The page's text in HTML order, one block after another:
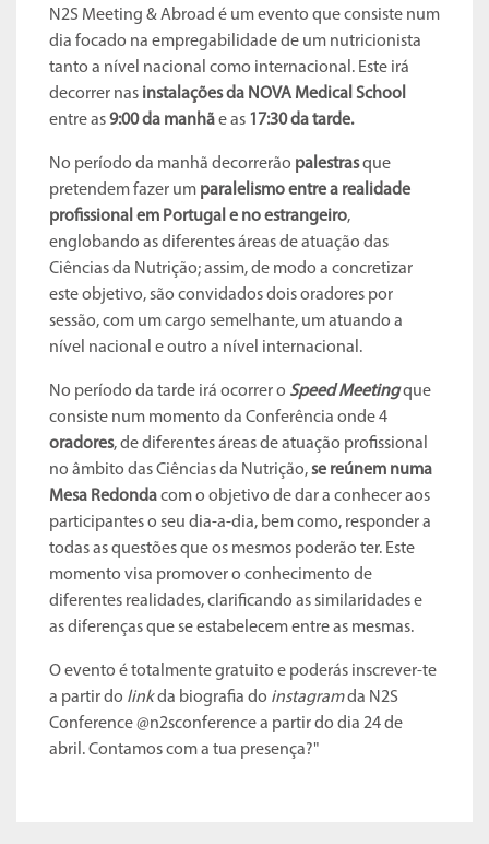
N2S Meeting & Abroad é um evento que consiste num
dia focado na empregabilidade de um nutricionista
tanto a nível nacional como internacional. Este irá
decorrer nas instalações da NOVA Medical School
entre as9:00 da manhãe as 17:30 da tarde.
No período da manhã decorrerão palestrasque
pretendem fazer um paralelismo entre a realidade
profissional em Portugal e no estrangeiro,
englobando as diferentes áreas de atuação das
Ciências da Nutrição; assim, de modo a concretizar
este objetivo, são convidados dois oradores por
sessão, com um cargo semelhante, um atuando a
nível nacional e outro a nível internacional.
No período da tarde irá ocorrer o Speed Meetingque
consiste num momento da Conferência onde 4
oradores, de diferentes áreas de atuação profissional
no âmbito das Ciências da Nutrição,se reúnem numa
Mesa Redondacom o objetivo de dar a conhecer aos
participantes o seu dia-a-dia, bem como, responder a
todas as questões que os mesmos poderão ter. Este
momento visa promover o conhecimento de
diferentes realidades, clarificando as similaridades e
as diferenças que se estabelecem entre as mesmas.
O evento é totalmente gratuito e poderás inscrever-te
a partir do linkda biografia do instagramda N2S
Conference @n2sconference a partir do dia 24 de
abril. Contamos com a tua presença?"